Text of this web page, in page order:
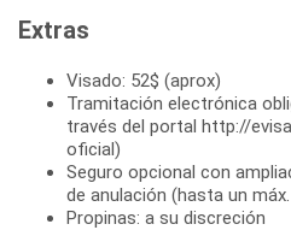
Extras
Visado: 52$ (aprox)
Tramitación electrónica
través del portal http://
oficial)
Seguro opcional con
de anulación (hasta un
Propinas: a su discreción